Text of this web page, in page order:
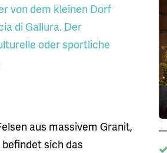
von dem kleinen Dorf
di Gallura. Der
oder sportliche
aus massivem Granit,
sich das